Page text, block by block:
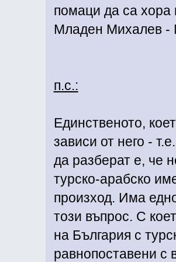
помаци да са
Младен Михалев -
п.с.:
Единственото,
зависи от него -
да разберат е, че
турско-арабско
произход. Има
този въпрос. С
на България с
равнопоставени с